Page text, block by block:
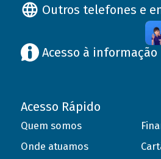
Outros telefones e
Acesso à informação
Acesso Rápido
Quem somos
Onde atuamos